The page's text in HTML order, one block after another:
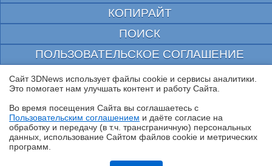
Ryzen и двухранговая DDR5: проверяем комплект G.Skill Trident Z5
КОПИРАЙТ
ПОИСК
ПОЛЬЗОВАТЕЛЬСКОЕ СОГЛАШЕНИЕ
ЗАЩИЩЕНО CURATOR
© 1997—2026 Электронное периодическое издание "3ДНьюс" | Свидетельство о
выдано Федеральной Службой по надзору за соблюдением законодательства в сфере
массовых коммуникаций и охране культурного наследия
При цитировании документа ссылка на сайт с указанием автора обязательна. Полное
заимствование документа является нарушением
российского и международного законодательства и возможно только с согласия
Сайт 3DNews использует файлы cookie и сервисы аналитики.
Это помогает нам улучшать контент и работу Cайта.
Во время посещения Cайта вы соглашаетесь с
Пользовательским соглашением и даёте согласие на
обработку и передачу (в т.ч. трансграничную) персональных
данных, использование Cайтом файлов cookie и метрических
программ.